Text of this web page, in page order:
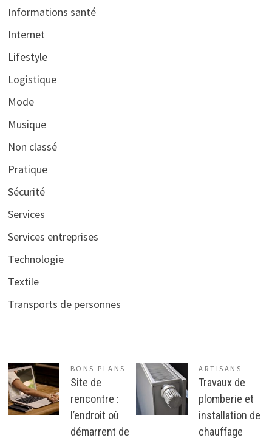
Informations santé
Internet
Lifestyle
Logistique
Mode
Musique
Non classé
Pratique
Sécurité
Services
Services entreprises
Technologie
Textile
Transports de personnes
BONS PLANS
Site de
rencontre :
l’endroit où
démarrent de
ARTISANS
Travaux de
plomberie et
installation de
chauffage